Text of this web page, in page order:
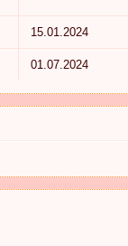
15.01.2024
01.07.2024